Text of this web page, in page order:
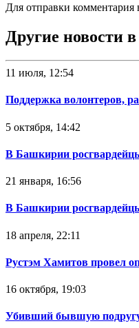
Для отправки комментария
Другие новости в
11 июля, 12:54
Поддержка волонтеров,
5 октября, 14:42
В Башкирии
21 января, 16:56
В Башкирии
18 апреля, 22:11
Рустэм Хамитов провел
16 октября, 19:03
Убивший бывшую